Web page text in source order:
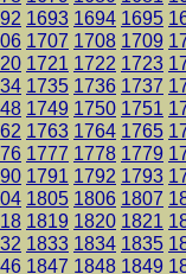
1693 1694 1695
1707 1708 1709
1721 1722 1723
1735 1736 1737
1749 1750 1751
1763 1764 1765
1777 1778 1779
1791 1792 1793
1805 1806 1807
1819 1820 1821
1833 1834 1835
1847 1848 1849